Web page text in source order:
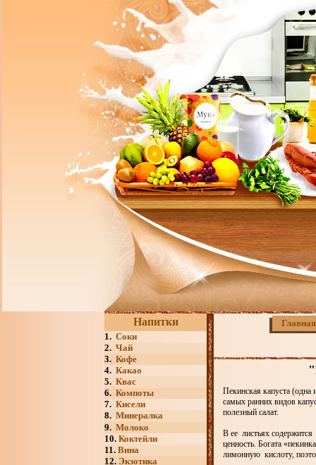
Напитки
1. Соки
2. Чай
3. Кофе
4. Какао
5. Квас
6. Компоты
7. Кисели
8. Минералка
9. Молоко
10. Коктейли
11. Вина
12. Экзотика
Главная
Пекинская капуста (одна
самых ранних видов
полезный салат.
В ее листьях содержится
ценность. Богата
лимонную кислоту,